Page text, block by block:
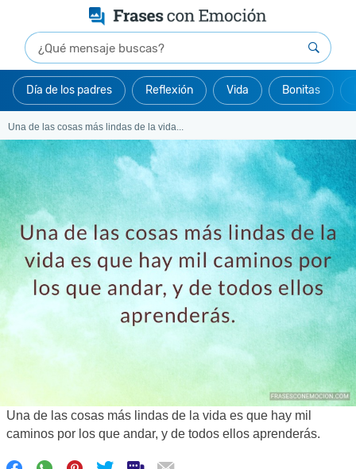
Día de los padres Reflexión Vida Bonitas
Una de las cosas más lindas de la vida...
Una de las cosas más lindas de la vida es que hay mil
caminos por los que andar, y de todos ellos aprenderás.